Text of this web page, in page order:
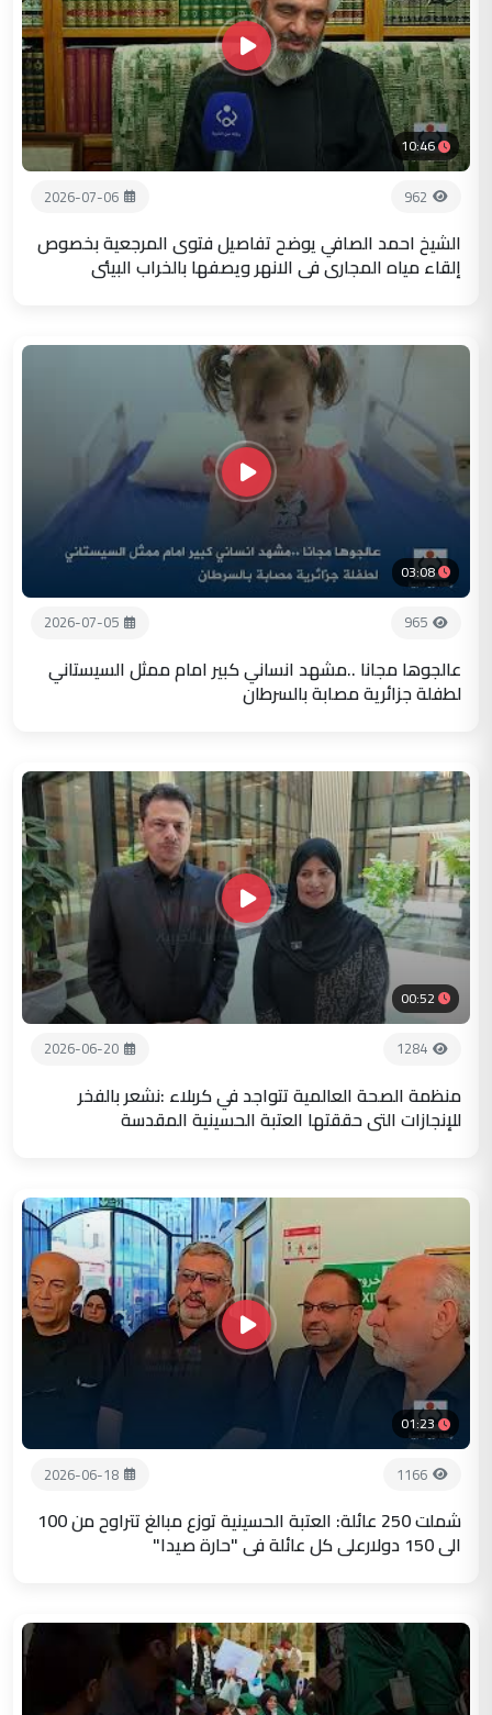
10:46
962
2026-07-06
الشيخ احمد الصافي يوضح تفاصيل فتوى المرجعية بخصوص
إلقاء مياه المجاري في الانهر ويصفها بالخراب البيئي
03:08
965
2026-07-05
عالجوها مجانا ..مشهد انساني كبير امام ممثل السيستاني
لطفلة جزائرية مصابة بالسرطان
00:52
1284
2026-06-20
منظمة الصحة العالمية تتواجد في كربلاء :نشعر بالفخر
للإنجازات التي حققتها العتبة الحسينية المقدسة
01:23
1166
2026-06-18
شملت 250 عائلة: العتبة الحسينية توزع مبالغ تتراوح من 100
الى 150 دولارعلى كل عائلة في "حارة صيدا"